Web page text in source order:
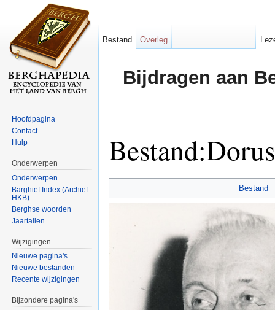
Bijdragen aan
Bestand
Bestand Overleg
Hoofdpagina
Contact
Hulp
Onderwerpen
Onderwerpen
Barghief Index (Archief
HKB)
Berghse woorden
Jaartallen
Wijzigingen
Nieuwe pagina's
Nieuwe bestanden
Recente wijzigingen
Bijzondere pagina's